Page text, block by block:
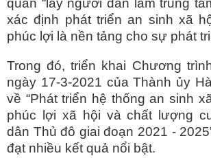
quán “lấy người dân làm trung
xác định phát triển an sinh xã
phúc lợi là nền tảng cho sự phát
Trong đó, triển khai Chương
ngày 17-3-2021 của Thành ủy
về “Phát triển hệ thống an sinh
phúc lợi xã hội và chất lượng
dân Thủ đô giai đoạn 2021 -
đạt nhiều kết quả nổi bật.